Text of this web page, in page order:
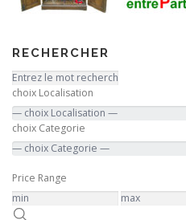
RECHERCHER
choix Localisation
choix Categorie
Price Range